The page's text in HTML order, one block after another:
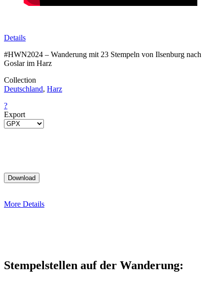
Details
#HWN2024 – Wanderung mit 23 Stempeln von Ilsenburg nach
Goslar im Harz
Collection
Deutschland, Harz
?
Export
More Details
Stempelstellen auf der Wanderung: